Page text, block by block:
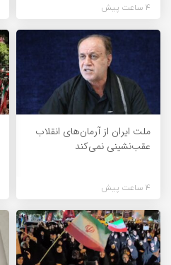
4 ساعت پیش
ملت ایران از آرمان‌های انقلاب
عقب‌نشینی نمی‌کند
4 ساعت پیش